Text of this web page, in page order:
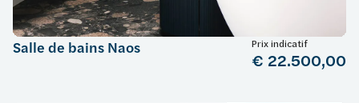
Salle de bains Naos Prix indicatif
€ 22.500,00